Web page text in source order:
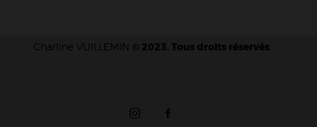
Charline VUILLEMIN © 2023. Tous droits réservés